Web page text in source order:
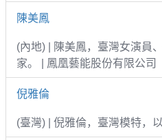
陳美鳳
(內地) | 陳美鳳，臺灣女演員
家。 | 鳳凰藝能股份有限公司
倪雅倫
(臺灣) | 倪雅倫，臺灣模特，